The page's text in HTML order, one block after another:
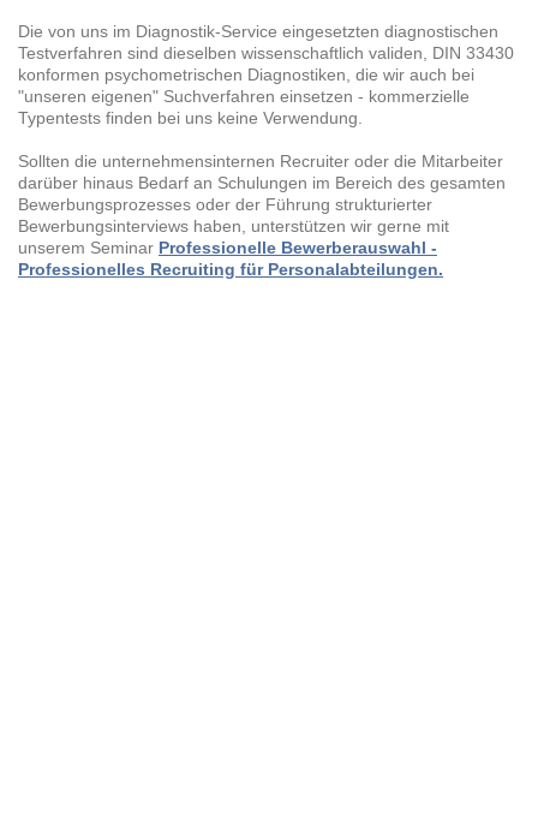
Die von uns im Diagnostik-Service eingesetzten diagnostischen
Testverfahren sind dieselben wissenschaftlich validen, DIN 33430
konformen psychometrischen Diagnostiken, die wir auch bei
"unseren eigenen" Suchverfahren einsetzen - kommerzielle
Typentests finden bei uns keine Verwendung.
Sollten die unternehmensinternen Recruiter oder die Mitarbeiter
darüber hinaus Bedarf an Schulungen im Bereich des gesamten
Bewerbungsprozesses oder der Führung strukturierter
Bewerbungsinterviews haben, unterstützen wir gerne mit
unserem Seminar Professionelle Bewerberauswahl -
Professionelles Recruiting für Personalabteilungen.